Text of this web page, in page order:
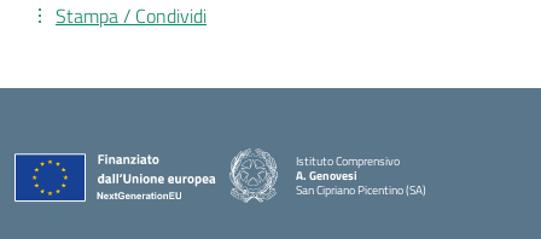
Stampa / Condividi
Istituto Comprensivo
A. Genovesi
San Cipriano Picentino (SA)
— Visita la pagina iniziale della scuola